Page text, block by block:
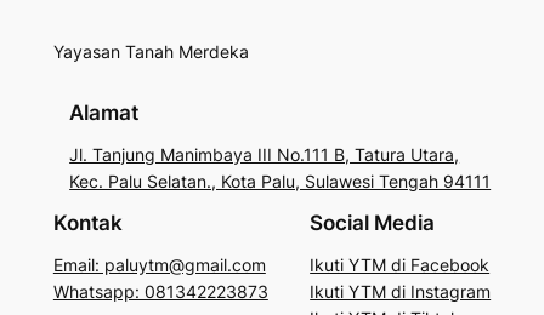
Yayasan Tanah Merdeka
Alamat
Jl. Tanjung Manimbaya III No.111 B, Tatura Utara,
Kec. Palu Selatan., Kota Palu, Sulawesi Tengah 94111
Kontak
Email: paluytm@gmail.com
Whatsapp: 081342223873
Social Media
Ikuti YTM di Facebook
Ikuti YTM di Instagram